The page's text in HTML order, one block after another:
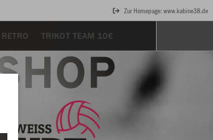
Zur Homepage: www.kabine38.de
TRIKOT TEAM 10€